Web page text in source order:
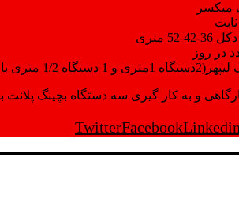
در روز
پلانت با ظرفیت 2500 تن در کنار پرسنل متخصص و پر تلاش واحدهای تولید و ازمایشگاه,بتن با کیفیت را برای واحد
TwitterFacebookLinkedin